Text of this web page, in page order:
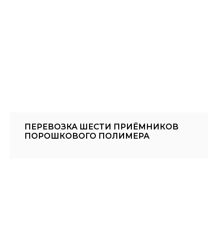
ПЕРЕВОЗКА ШЕСТИ ПРИЁМНИКОВ
ПОРОШКОВОГО ПОЛИМЕРА